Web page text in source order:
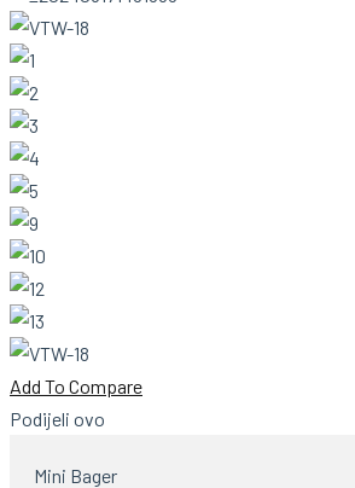
Add To Compare
Podijeli ovo
Mini Bager